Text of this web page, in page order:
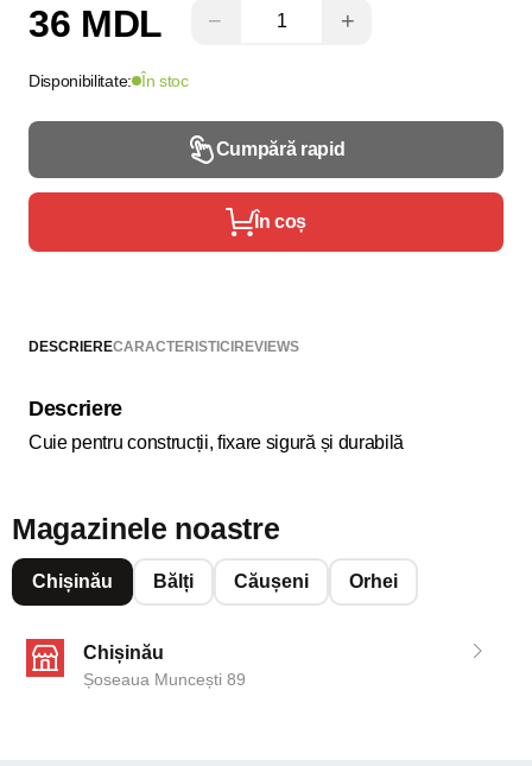
36 MDL − +
Disponibilitate: În stoc
Cumpără rapid
În coș
DESCRIERECARACTERISTICIREVIEWS
Descriere
Cuie pentru construcții, fixare sigură și durabilă
Magazinele noastre
Chișinău Bălți Căușeni Orhei
Chișinău
Șoseaua Muncești 89